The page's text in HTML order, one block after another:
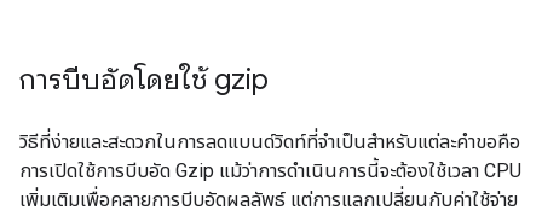
การบีบอัดโดยใช้ gzip
วิธีที่ง่ายและสะดวกในการลดแบนด์วิดท์ที่จำเป็นสำหรับแต่ละคำขอคือ
การเปิดใช้การบีบอัด Gzip แม้ว่าการดำเนินการนี้จะต้องใช้เวลา CPU
เพิ่มเติมเพื่อคลายการบีบอัดผลลัพธ์ แต่การแลกเปลี่ยนกับค่าใช้จ่าย